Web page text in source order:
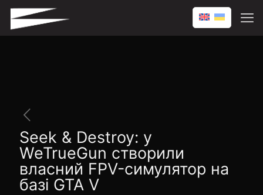
Seek & Destroy: у
WeTrueGun створили
власний FPV-симулятор на
базі GTA V